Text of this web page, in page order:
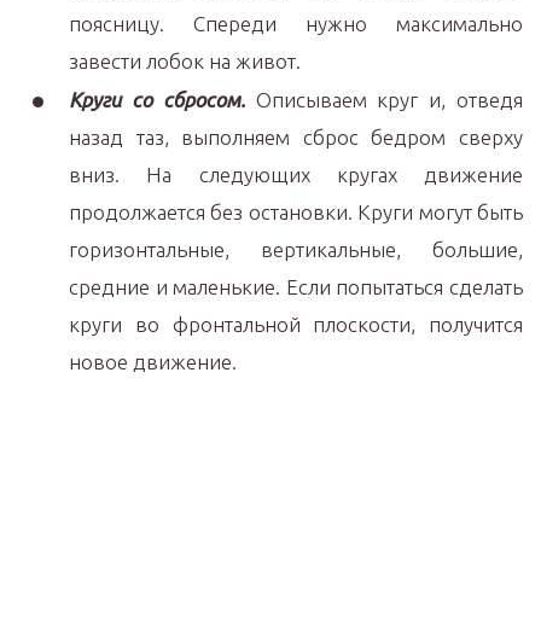
поясницу. Спереди нужно максимально
завести лобок на живот.
Круги со сбросом.Описываем круг и, отведя
назад таз, выполняем сброс бедром сверху
вниз. На следующих кругах движение
продолжается без остановки. Круги могут быть
горизонтальные, вертикальные, большие,
средние и маленькие. Если попытаться сделать
круги во фронтальной плоскости, получится
новое движение.